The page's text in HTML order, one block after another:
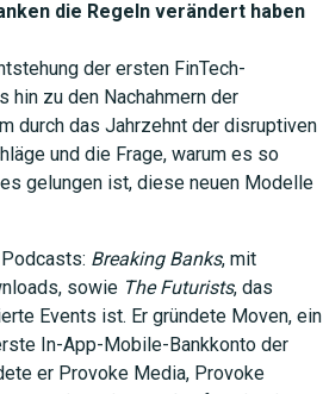
die Regeln verändert haben
der ersten FinTech-
hin zu den Nachahmern der
durch das Jahrzehnt der disruptiven
und die Frage, warum es so
gelungen ist, diese neuen Modelle
Breaking Banks, mit
sowie The Futurists, das
Events ist. Er gründete Moven, ein
In-App-Mobile-Bankkonto der
er Provoke Media, Provoke